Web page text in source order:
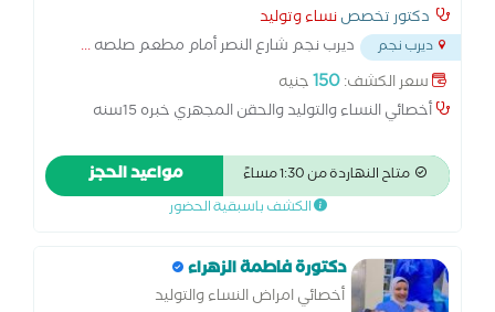
دكتور تخصصنساء وتوليد
ديرب نجم ديرب نجم شارع النصر أمام مطعم صلصه...
سعر الكشف:150جنيه
أخصائي النساء والتوليد والحقن المجهري خبره 15سنه
متاح النهاردة من 1:30 مساءً مواعيد الحجز
الكشف باسبقية الحضور
دكتورة فاطمة الزهراء
أخصائي امراض النساء والتوليد